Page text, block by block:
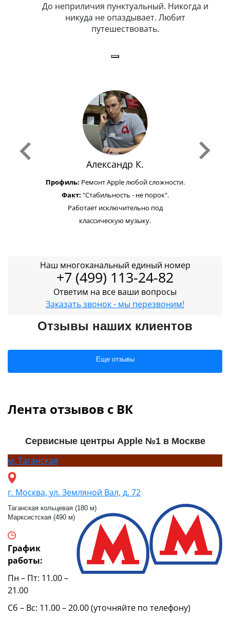
До неприличия пунктуальный. Никогда и
никуда не опаздывает. Любит
путешествовать.
Александр К.
Профиль: Ремонт Apple любой сложности.
Факт: "Стабильность - не порок".
Работает исключительно под
классическую музыку.
Наш многоканальный единый номер
+7 (499) 113-24-82
Ответим на все ваши вопросы
Заказать звонок - мы перезвоним!
Отзывы наших клиентов
Еще отзывы
Лента отзывов с ВК
Сервисные центры Apple №1 в Москве
м. Таганская
г. Москва, ул. Земляной Вал, д. 72
Таганская кольцевая (180 м)
Марксистская (490 м)
График
работы:
Пн – Пт: 11.00 –
21.00
Сб – Вс: 11.00 – 20.00 (уточняйте по телефону)